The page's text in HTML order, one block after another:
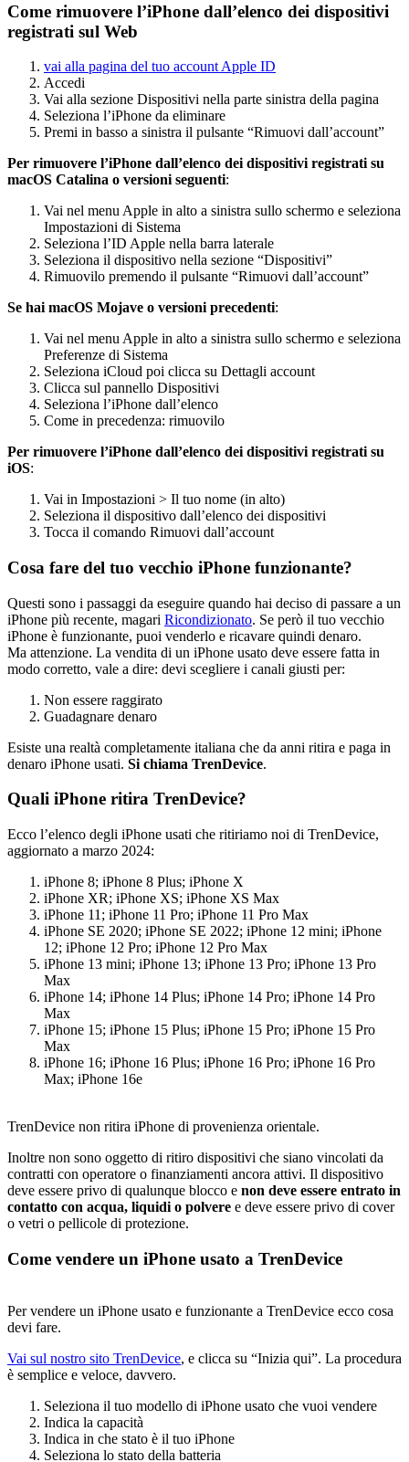
Come rimuovere l’iPhone dall’elenco dei dispositivi
registrati sul Web
vai alla pagina del tuo account Apple ID
Accedi
Vai alla sezione Dispositivi nella parte sinistra della pagina
Seleziona l’iPhone da eliminare
Premi in basso a sinistra il pulsante “Rimuovi dall’account”
Per rimuovere l’iPhone dall’elenco dei dispositivi registrati su
macOS Catalina o versioni seguenti:
Vai nel menu Apple in alto a sinistra sullo schermo e seleziona
Impostazioni di Sistema
Seleziona l’ID Apple nella barra laterale
Seleziona il dispositivo nella sezione “Dispositivi”
Rimuovilo premendo il pulsante “Rimuovi dall’account”
Se hai macOS Mojave o versioni precedenti:
Vai nel menu Apple in alto a sinistra sullo schermo e seleziona
Preferenze di Sistema
Seleziona iCloud poi clicca su Dettagli account
Clicca sul pannello Dispositivi
Seleziona l’iPhone dall’elenco
Come in precedenza: rimuovilo
Per rimuovere l’iPhone dall’elenco dei dispositivi registrati su
iOS:
Vai in Impostazioni > Il tuo nome (in alto)
Seleziona il dispositivo dall’elenco dei dispositivi
Tocca il comando Rimuovi dall’account
Cosa fare del tuo vecchio iPhone funzionante?
Questi sono i passaggi da eseguire quando hai deciso di passare a un
iPhone più recente, magari Ricondizionato. Se però il tuo vecchio
iPhone è funzionante, puoi venderlo e ricavare quindi denaro.
Ma attenzione. La vendita di un iPhone usato deve essere fatta in
modo corretto, vale a dire: devi scegliere i canali giusti per:
Non essere raggirato
Guadagnare denaro
Esiste una realtà completamente italiana che da anni ritira e paga in
denaro iPhone usati. Si chiama TrenDevice.
Quali iPhone ritira TrenDevice?
Ecco l’elenco degli iPhone usati che ritiriamo noi di TrenDevice,
aggiornato a marzo 2024:
iPhone 8; iPhone 8 Plus; iPhone X
iPhone XR; iPhone XS; iPhone XS Max
iPhone 11; iPhone 11 Pro; iPhone 11 Pro Max
iPhone SE 2020; iPhone SE 2022; iPhone 12 mini; iPhone
12; iPhone 12 Pro; iPhone 12 Pro Max
iPhone 13 mini; iPhone 13; iPhone 13 Pro; iPhone 13 Pro
Max
iPhone 14; iPhone 14 Plus; iPhone 14 Pro; iPhone 14 Pro
Max
iPhone 15; iPhone 15 Plus; iPhone 15 Pro; iPhone 15 Pro
Max
iPhone 16; iPhone 16 Plus; iPhone 16 Pro; iPhone 16 Pro
Max; iPhone 16e
TrenDevice non ritira iPhone di provenienza orientale.
Inoltre non sono oggetto di ritiro dispositivi che siano vincolati da
contratti con operatore o finanziamenti ancora attivi. Il dispositivo
deve essere privo di qualunque blocco e non deve essere entrato in
contatto con acqua, liquidi o polvere e deve essere privo di cover
o vetri o pellicole di protezione.
Come vendere un iPhone usato a TrenDevice
Per vendere un iPhone usato e funzionante a TrenDevice ecco cosa
devi fare.
Vai sul nostro sito TrenDevice, e clicca su “Inizia qui”. La procedura
è semplice e veloce, davvero.
Seleziona il tuo modello di iPhone usato che vuoi vendere
Indica la capacità
Indica in che stato è il tuo iPhone
Seleziona lo stato della batteria